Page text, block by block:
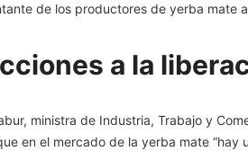
de los productores de yerba mate
a la
ministra de Industria, Trabajo y
en el mercado de la yerba mate